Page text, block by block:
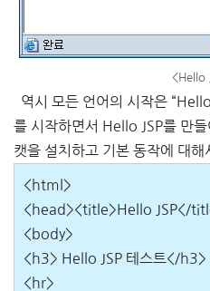
<Hello
역시 모든 언어의 시작은
를 시작하면서 Hello JSP를 만
캣을 설치하고 기본 동작에 대해
<html>
<head><title>Hello JSP</
<body>
<h3> Hello JSP 테스트</h3>
<hr>